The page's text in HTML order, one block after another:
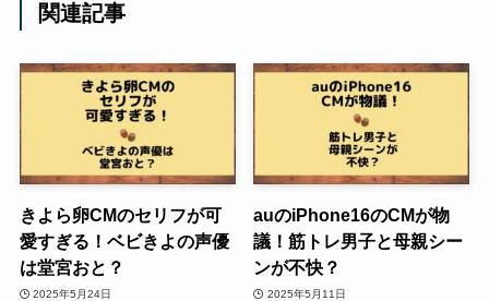
関連記事
きよら卵CMのセリフが可
愛すぎる！ベビきよの声優
は堂宮おと？
2025年5月24日
auのiPhone16のCMが物
議！筋トレ男子と母親シー
ンが不快？
2025年5月11日